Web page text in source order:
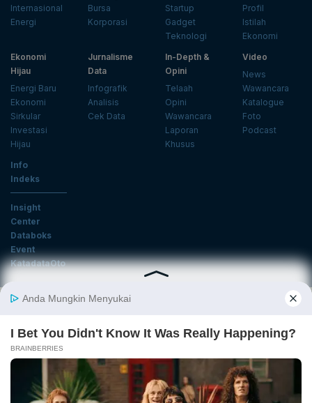
Internasional
Energi
Bursa
Korporasi
Startup
Gadget
Teknologi
Profil
Istilah
Ekonomi
Ekonomi
Hijau
Energi Baru
Ekonomi
Sirkular
Investasi
Hijau
Jurnalisme
Data
Infografik
Analisis
Cek Data
In-Depth &
Opini
Telaah
Opini
Wawancara
Laporan
Khusus
Video
News
Wawancara
Katalogue
Foto
Podcast
Info
Indeks
Insight
Center
Databoks
Event
KatadataOto
Langganan Newsletter
Daftar
Ikuti Kami